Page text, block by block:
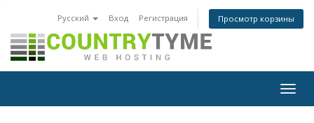
Русский Вход Регистрация Просмотр корзины